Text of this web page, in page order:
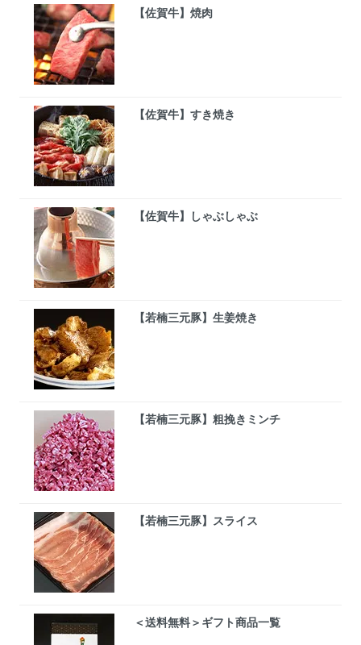
【佐賀牛】焼肉
【佐賀牛】すき焼き
【佐賀牛】しゃぶしゃぶ
【若楠三元豚】生姜焼き
【若楠三元豚】粗挽きミンチ
【若楠三元豚】スライス
＜送料無料＞ギフト商品一覧